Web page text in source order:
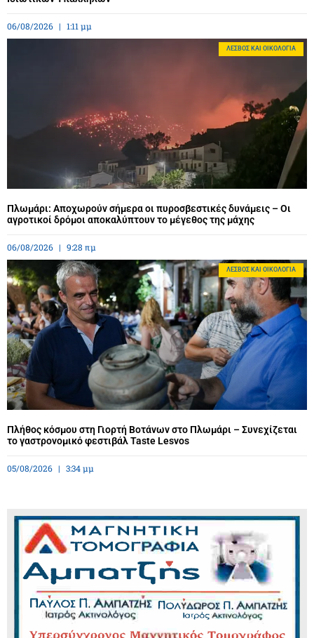
06/08/2026 1:11 μμ
ΛΈΣΒΟΣ ΚΑΙ ΟΙΚΟΛΟΓΊΑ
Πλωμάρι: Αποχωρούν σήμερα οι πυροσβεστικές δυνάμεις – Οι
αγροτικοί δρόμοι αποκαλύπτουν το μέγεθος της μάχης
06/08/2026 9:28 πμ
ΛΈΣΒΟΣ ΚΑΙ ΟΙΚΟΛΟΓΊΑ
Πλήθος κόσμου στη Γιορτή Βοτάνων στο Πλωμάρι – Συνεχίζεται
το γαστρονομικό φεστιβάλ Taste Lesvos
05/08/2026 3:34 μμ